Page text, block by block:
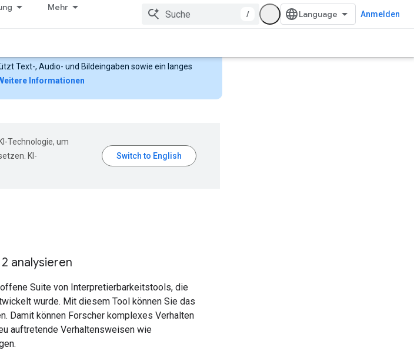
Mehr
/ Anmelden
Text-, Audio- und Bildeingaben sowie ein langes
Informationen
Technologie, um
KI-
analysieren
Suite von Interpretierbarkeitstools, die
wurde. Mit diesem Tool können Sie das
Damit können Forscher komplexes Verhalten
auftretende Verhaltensweisen wie